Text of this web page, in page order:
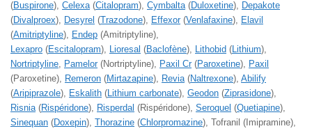
(Buspirone), Celexa(Citalopram), Cymbalta(Duloxetine), Depakote
(Divalproex), Desyrel (Trazodone), Effexor (Venlafaxine), Elavil
(Amitriptyline), Endep (Amitriptyline),
Lexapro (Escitalopram), Lioresal (Baclofène), Lithobid (Lithium),
Nortriptyline, Pamelor (Nortriptyline), Paxil Cr (Paroxetine), Paxil
(Paroxetine), Remeron (Mirtazapine), Revia(Naltrexone), Abilify
(Aripiprazole), Eskalith (Lithium carbonate), Geodon (Ziprasidone),
Risnia(Rispéridone), Risperdal (Rispéridone), Seroquel (Quetiapine),
Sinequan (Doxepin), Thorazine (Chlorpromazine), Tofranil (Imipramine),